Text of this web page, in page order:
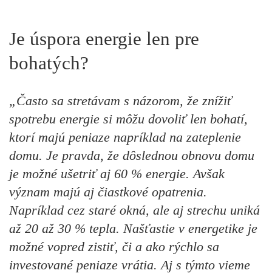
Je úspora energie len pre
bohatých?
„Často sa stretávam s názorom, že znížiť
spotrebu energie si môžu dovoliť len bohatí,
ktorí majú peniaze napríklad na zateplenie
domu. Je pravda, že dôslednou obnovu domu
je možné ušetriť aj 60 % energie. Avšak
význam majú aj čiastkové opatrenia.
Napríklad cez staré okná, ale aj strechu uniká
až 20 až 30 % tepla. Našťastie v energetike je
možné vopred zistiť, či a ako rýchlo sa
investované peniaze vrátia. Aj s týmto vieme